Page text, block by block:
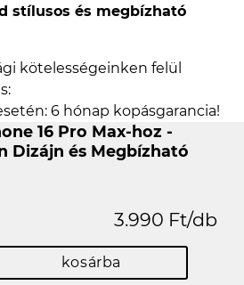
stílusos és megbízható
kötelességeinken felül
6 hónap kopásgarancia!
16 Pro Max-hoz -
Dizájn és Megbízható
3.990 Ft/db
kosárba